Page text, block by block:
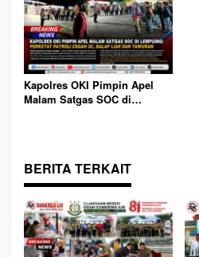
Kapolres OKI Pimpin Apel
Malam Satgas SOC di
BERITA TERKAIT